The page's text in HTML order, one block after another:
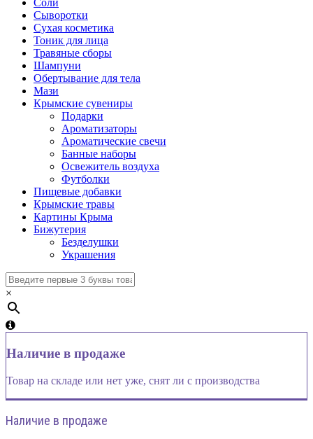
Соли
Сыворотки
Сухая косметика
Тоник для лица
Травяные сборы
Шампуни
Обертывание для тела
Мази
Крымские сувениры
Подарки
Ароматизаторы
Ароматические свечи
Банные наборы
Освежитель воздуха
Футболки
Пищевые добавки
Крымские травы
Картины Крыма
Бижутерия
Безделушки
Украшения
×
Наличие в продаже
Товар на складе или нет уже, снят ли с производства
Наличие в продаже